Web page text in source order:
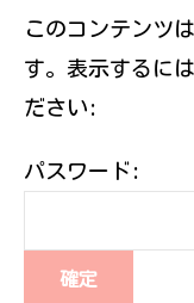
このコンテンツ
す。表示するに
ださい:
パスワード: